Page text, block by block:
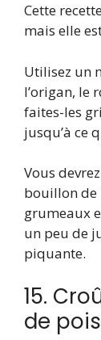
Cette
mais elle
Utilisez un
l’origan, le
faites-les
jusqu’à ce
Vous
bouillon de
grumeaux
un peu de
piquante.
15.
de